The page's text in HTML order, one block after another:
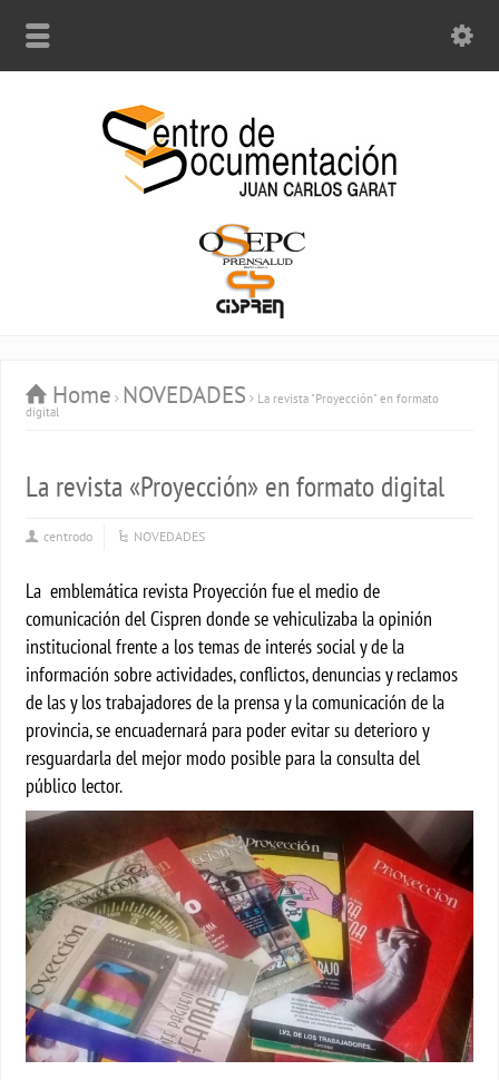
Home NOVEDADES
La revista "Proyección" en formato
digital
La revista «Proyección» en formato digital
centrodo NOVEDADES
La emblemática revista Proyección fue el medio de
comunicación del Cispren donde se vehiculizaba la opinión
institucional frente a los temas de interés social y de la
información sobre actividades, conflictos, denuncias y reclamos
de las y los trabajadores de la prensa y la comunicación de la
provincia, se encuadernará para poder evitar su deterioro y
resguardarla del mejor modo posible para la consulta del
público lector.